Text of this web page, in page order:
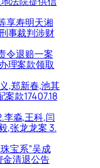
享寿明天湘
事裁判涉财
令退赔一案
理案款领取
,郑新春,池其
款17407.18
李淼,王科,闫
,张龙龙案 3.
宝系”吴成
金清退公告